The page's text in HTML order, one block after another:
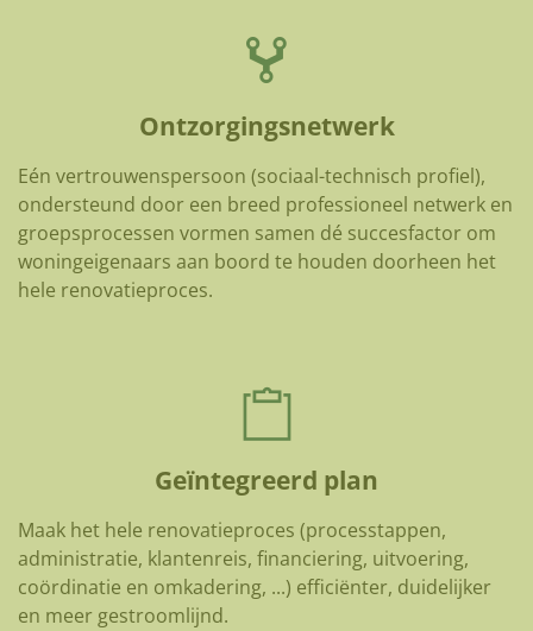
Ontzorgingsnetwerk
Eén vertrouwenspersoon (sociaal-technisch profiel),
ondersteund door een breed professioneel netwerk en
groepsprocessen vormen samen dé succesfactor om
woningeigenaars aan boord te houden doorheen het
hele renovatieproces.
Geïntegreerd plan
Maak het hele renovatieproces (processtappen,
administratie, klantenreis, financiering, uitvoering,
coördinatie en omkadering, ...) efficiënter, duidelijker
en meer gestroomlijnd.